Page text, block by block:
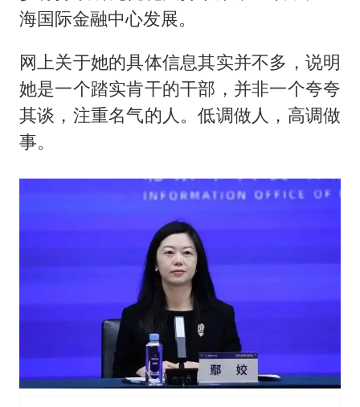
海国际金融中心发展。
网上关于她的具体信息其实并不多，说明
她是一个踏实肯干的干部，并非一个夸夸
其谈，注重名气的人。低调做人，高调做
事。